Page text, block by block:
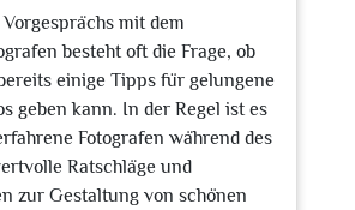
mit dem
besteht oft die Frage, ob
einige Tipps für gelungene
geben kann. In der Regel ist es
Fotografen während des
Ratschläge und
zur Gestaltung von schönen